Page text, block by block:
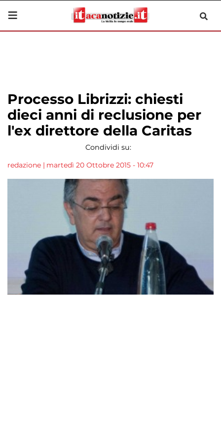
Processo Librizzi: chiesti
dieci anni di reclusione per
l'ex direttore della Caritas
Condividi su:
redazione | martedì 20 Ottobre 2015 - 10:47